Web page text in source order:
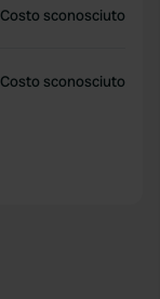
Costo sconosciuto
Costo sconosciuto